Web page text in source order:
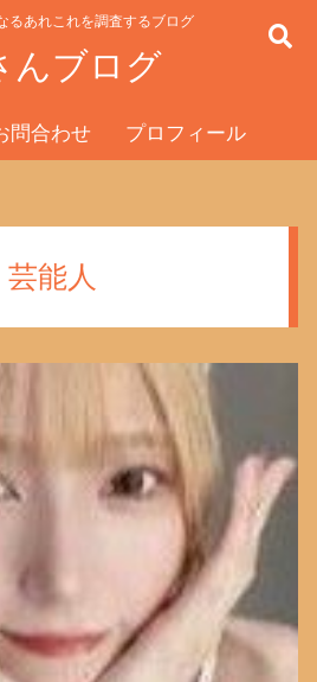
るあれこれを調査するブログ
んブログ
問合わせ プロフィール
芸能人